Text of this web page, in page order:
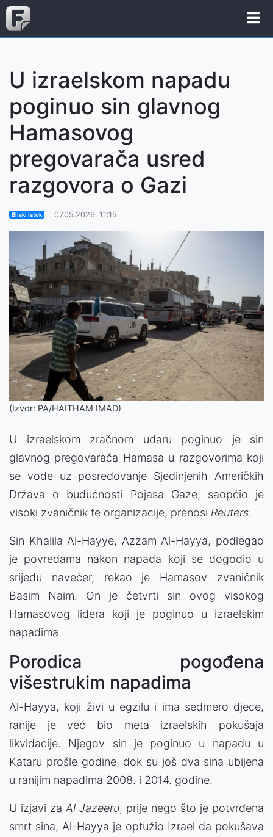
U izraelskom napadu
poginuo sin glavnog
Hamasovog
pregovarača usred
razgovora o Gazi
Bliski Istok 07.05.2026. 11:15
(Izvor: PA/HAITHAM IMAD)
U izraelskom zračnom udaru poginuo je sin
glavnog pregovarača Hamasa u razgovorima koji
se vode uz posredovanje Sjedinjenih Američkih
Država o budućnosti Pojasa Gaze, saopćio je
visoki zvaničnik te organizacije, prenosi Reuters.
Sin Khalila Al-Hayye, Azzam Al-Hayya, podlegao
je povredama nakon napada koji se dogodio u
srijedu navečer, rekao je Hamasov zvaničnik
Basim Naim. On je četvrti sin ovog visokog
Hamasovog lidera koji je poginuo u izraelskim
napadima.
Porodica pogođena
višestrukim napadima
Al-Hayya, koji živi u egzilu i ima sedmero djece,
ranije je već bio meta izraelskih pokušaja
likvidacije. Njegov sin je poginuo u napadu u
Kataru prošle godine, dok su još dva sina ubijena
u ranijim napadima 2008. i 2014. godine.
U izjavi za Al Jazeeru, prije nego što je potvrđena
smrt sina, Al-Hayya je optužio Izrael da pokušava